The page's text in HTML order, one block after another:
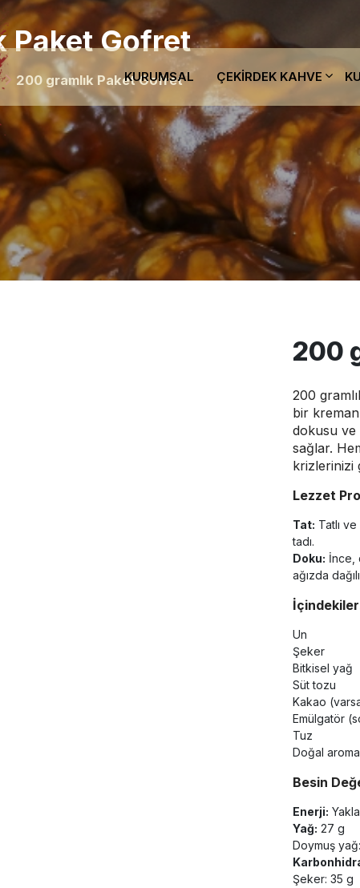
KURUMSAL ÇEKIRDEK KAHVE
Paket Gofret
200 gramlık Paket Gofret
200
200
bir
dokusu ve
sağlar.
krizlerinizi
Lezzet
Tat: Tatlı
tadı.
Doku: İnce,
ağızda
Un
Şeker
Bitkisel yağ
Süt tozu
Kakao
Emülgatör
Tuz
Doğal
Besin
Enerji:
Yağ: 27 g
Doymuş
Şeker: 35 g